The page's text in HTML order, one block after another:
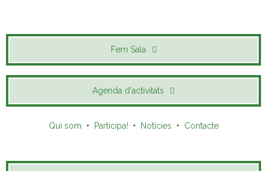
Fem Sala
Agenda d'activitats
Qui som • Participa! • Notícies • Contacte